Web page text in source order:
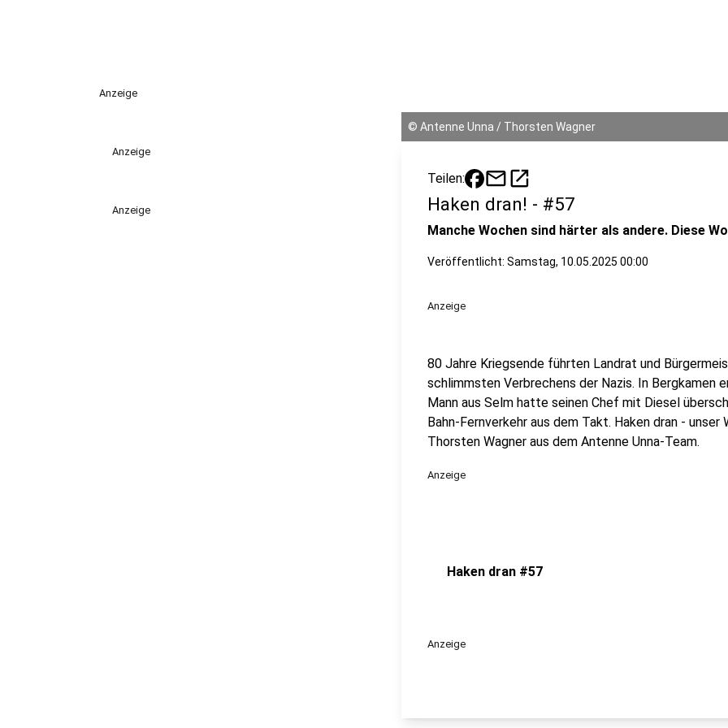
Anzeige
Anzeige
Anzeige
© Antenne Unna / Thorsten Wagner
Teilen: mailopen_in_new
Haken dran! - #57
Manche Wochen sind härter als andere. Diese
Veröffentlicht: Samstag, 10.05.2025 00:00
Anzeige
80 Jahre Kriegsende führten Landrat und
schlimmsten Verbrechens der Nazis. In Bergkamen
Mann aus Selm hatte seinen Chef mit Diesel
Bahn-Fernverkehr aus dem Takt. Haken dran -
Thorsten Wagner aus dem Antenne Unna-Team.
Anzeige
Haken dran #57
Anzeige